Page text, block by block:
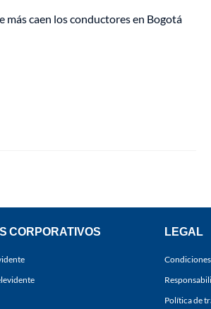
más caen los conductores en Bogotá
CORPORATIVOS LEGAL
Condiciones
Política de